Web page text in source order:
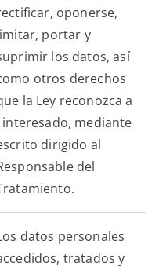
oponerse,
portar y
los datos, así
otros derechos
la Ley reconozca a
interesado, mediante
dirigido al
del
datos personales
tratados y